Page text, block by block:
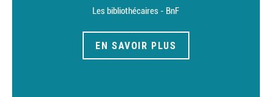
Les bibliothécaires - BnF
EN SAVOIR PLUS